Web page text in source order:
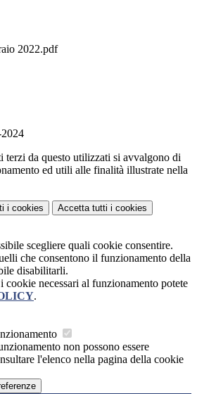
2022.pdf
terzi da questo utilizzati si avvalgono di
ed utili alle finalità illustrate nella
i cookies Accetta tutti i cookies
scegliere quali cookie consentire.
che consentono il funzionamento della
disabilitarli.
cookie necessari al funzionamento potete
.
non possono essere
l'elenco nella pagina della cookie